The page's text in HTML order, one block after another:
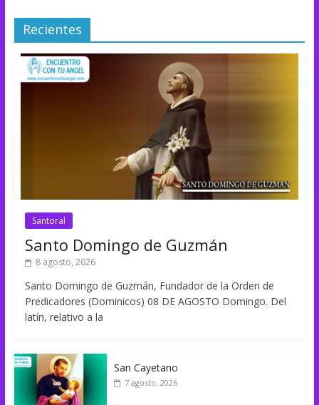
Recientes
Santoral
Santo Domingo de Guzmán
8 agosto, 2026
Santo Domingo de Guzmán, Fundador de la Orden de
Predicadores (Dominicos) 08 DE AGOSTO Domingo. Del
latín, relativo a la
San Cayetano
7 agosto, 2026